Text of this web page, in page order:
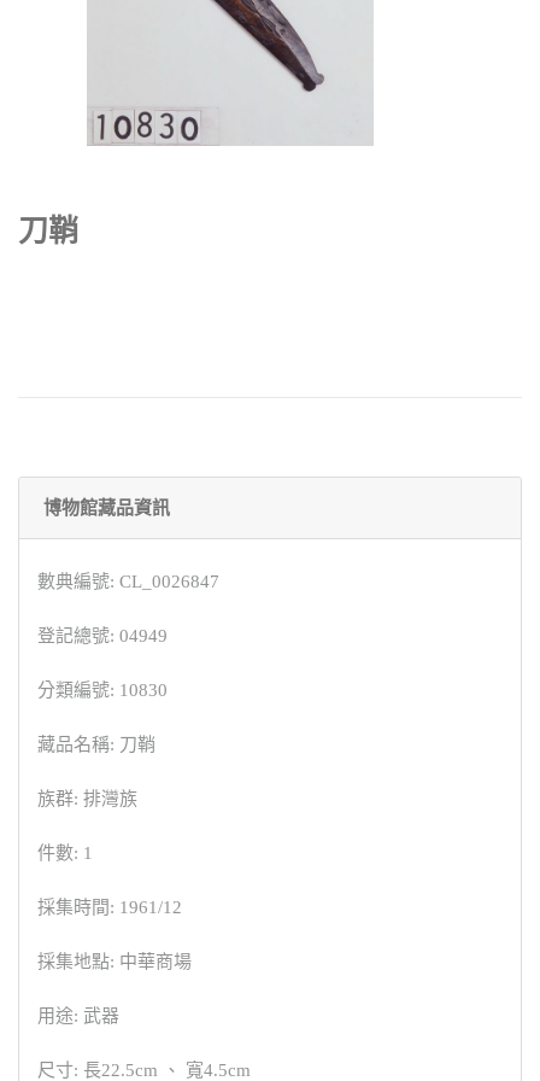
刀鞘
博物館藏品資訊
數典編號: CL_0026847
登記總號: 04949
分類編號: 10830
藏品名稱: 刀鞘
族群: 排灣族
件數: 1
採集時間: 1961/12
採集地點: 中華商場
用途: 武器
尺寸: 長22.5cm 、 寬4.5cm